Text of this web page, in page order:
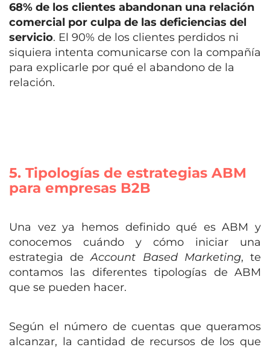
68% de los clientes abandonan una relación
comercial por culpa de las deficiencias del
servicio. El 90% de los clientes perdidos ni
siquiera intenta comunicarse con la compañía
para explicarle por qué el abandono de la
relación.
5. Tipologías de estrategias ABM
para empresas B2B
Una vez ya hemos definido qué es ABM y
conocemos cuándo y cómo iniciar una
estrategia deAccount Based Marketing, te
contamos las diferentes tipologías de ABM
que se pueden hacer.
Según el número de cuentas que queramos
alcanzar, la cantidad de recursos de los que